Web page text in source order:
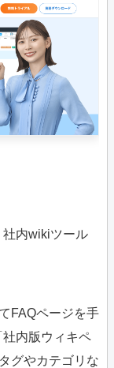
社内wikiツール
FAQページを手
内版ウィキペ
グやカテゴリな